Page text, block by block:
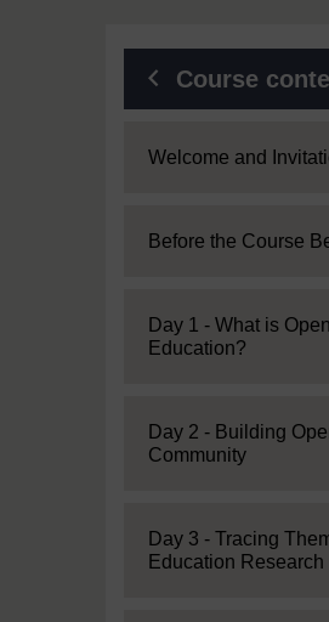
Blocks
Course
Expand
Welcome and
Expand
Before the Course
Expand
Day 1 - What is Open
Education?
Expand
Day 2 - Building
Community
Expand
Day 3 - Tracing
Education Research